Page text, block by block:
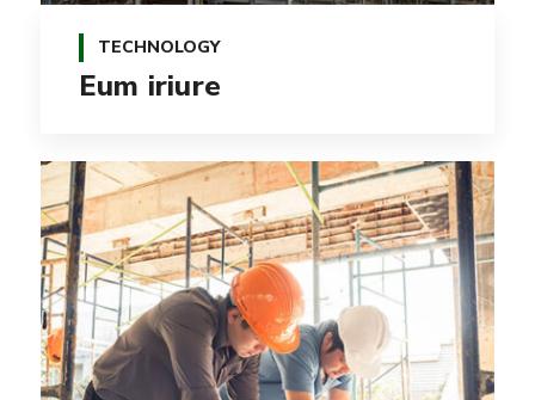
TECHNOLOGY
Eum iriure